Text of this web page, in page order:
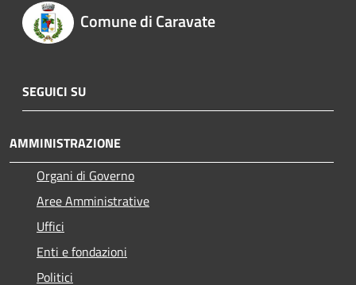
Comune di Caravate
SEGUICI SU
AMMINISTRAZIONE
Organi di Governo
Aree Amministrative
Uffici
Enti e fondazioni
Politici